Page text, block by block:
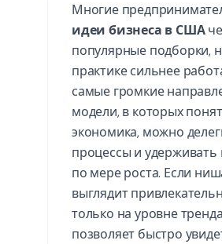
Многие
идеи бизнеса в США
популярные подборки,
практике сильнее
самые громкие
модели, в которых
экономика, можно
процессы и удерживать
по мере роста. Если
выглядит
только на уровне
позволяет быстро